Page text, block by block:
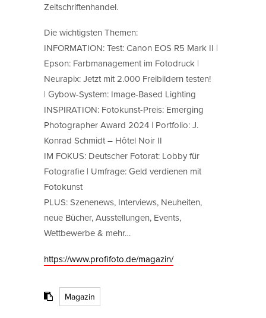
Zeitschriftenhandel.
Die wichtigsten Themen:
INFORMATION: Test: Canon EOS R5 Mark II |
Epson: Farbmanagement im Fotodruck |
Neurapix: Jetzt mit 2.000 Freibildern testen!
| Gybow-System: Image-Based Lighting
INSPIRATION: Fotokunst-Preis: Emerging
Photographer Award 2024 | Portfolio: J.
Konrad Schmidt – Hôtel Noir II
IM FOKUS: Deutscher Fotorat: Lobby für
Fotografie | Umfrage: Geld verdienen mit
Fotokunst
PLUS: Szenenews, Interviews, Neuheiten,
neue Bücher, Ausstellungen, Events,
Wettbewerbe & mehr…
https://www.profifoto.de/magazin/
Magazin